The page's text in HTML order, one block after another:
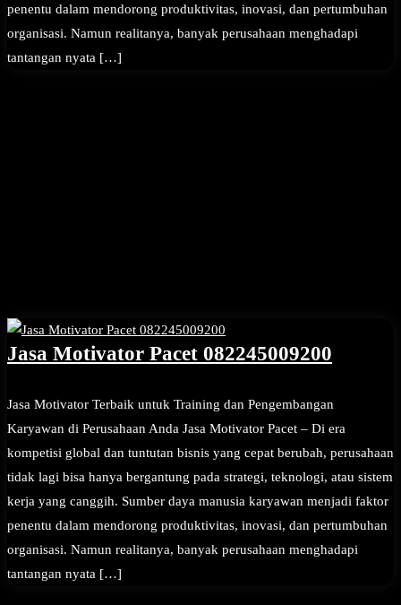
penentu dalam mendorong produktivitas, inovasi, dan pertumbuhan
organisasi. Namun realitanya, banyak perusahaan menghadapi
tantangan nyata […]
Jasa Motivator Pacet 082245009200
Jasa Motivator Terbaik untuk Training dan Pengembangan
Karyawan di Perusahaan Anda Jasa Motivator Pacet – Di era
kompetisi global dan tuntutan bisnis yang cepat berubah, perusahaan
tidak lagi bisa hanya bergantung pada strategi, teknologi, atau sistem
kerja yang canggih. Sumber daya manusia karyawan menjadi faktor
penentu dalam mendorong produktivitas, inovasi, dan pertumbuhan
organisasi. Namun realitanya, banyak perusahaan menghadapi
tantangan nyata […]